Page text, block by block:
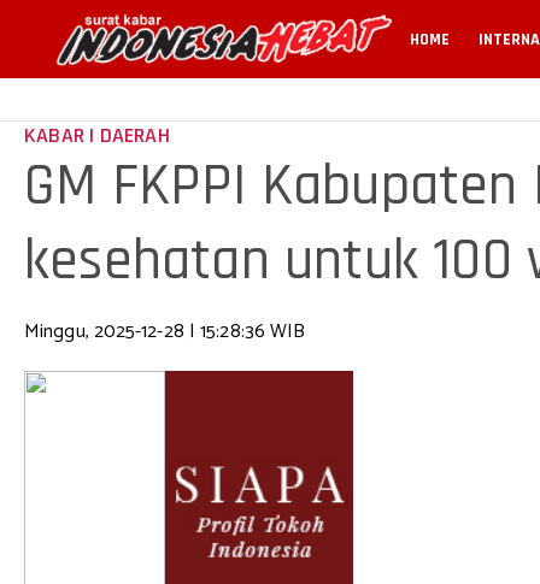
HOME
KABAR | DAERAH
GM FKPPI
kesehatan untuk 100
Minggu, 2025-12-28 | 15:28:36 WIB